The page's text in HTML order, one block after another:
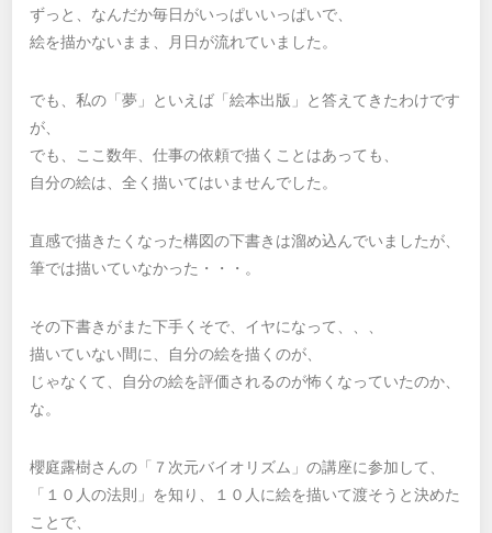
ずっと、なんだか毎日がいっぱいいっぱいで、
絵を描かないまま、月日が流れていました。
でも、私の「夢」といえば「絵本出版」と答えてきたわけです
が、
でも、ここ数年、仕事の依頼で描くことはあっても、
自分の絵は、全く描いてはいませんでした。
直感で描きたくなった構図の下書きは溜め込んでいましたが、
筆では描いていなかった・・・。
その下書きがまた下手くそで、イヤになって、、、
描いていない間に、自分の絵を描くのが、
じゃなくて、自分の絵を評価されるのが怖くなっていたのか、
な。
櫻庭露樹さんの「７次元バイオリズム」の講座に参加して、
「１０人の法則」を知り、１０人に絵を描いて渡そうと決めた
ことで、